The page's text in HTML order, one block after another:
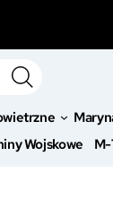
Wojskowe